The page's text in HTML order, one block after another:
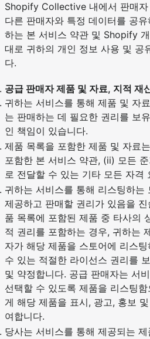
Shopify Collective 내에서 판매
다른 판매자와 특정 데이터를 공
하는 본 서비스 약관 및 Shopify
대로 귀하의 개인 정보 사용 및 공
다.
공급 판매자 제품 및 자료, 지적 재
귀하는 서비스를 통해 제품 및 자
는 판매하는 데 필요한 권리를 보
인 책임이 있습니다.
제품 목록을 포함한 제품 및 자료
포함한 본 서비스 약관, (ii) 모든
로 전달할 수 있는 기타 모든 자격
귀하는 서비스를 통해 리스팅하는
제공하고 판매할 권리가 있음을
품 목록에 포함된 제품 중 타사의
적 권리를 포함하는 경우, 귀하는
자가 해당 제품을 스토어에 리스
수 있는 적절한 라이선스 권리를
및 약정합니다. 공급 판매자는 서
선택할 수 있도록 제품을 리스팅
게 해당 제품을 표시, 광고, 홍보
여합니다.
당사는 서비스를 통해 제공되는